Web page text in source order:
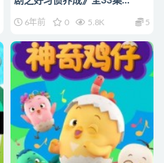
画片全系列下载
6年前 0 5.8K 5